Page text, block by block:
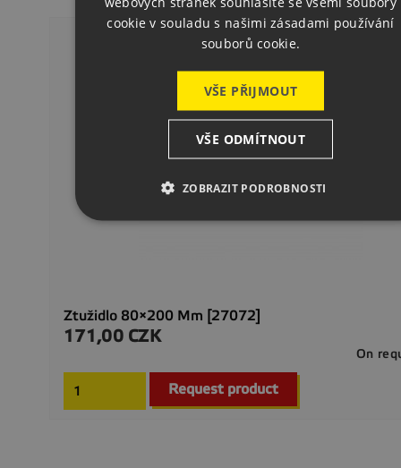
Ztužidlo 80×200 Mm [27072]
Precio
171,00 CZK
On
Request product
cookie v souladu s našimi zásadami používání
souborů cookie.
VŠE PŘIJMOUT
VŠE ODMÍTNOUT
ZOBRAZIT PODROBNOSTI